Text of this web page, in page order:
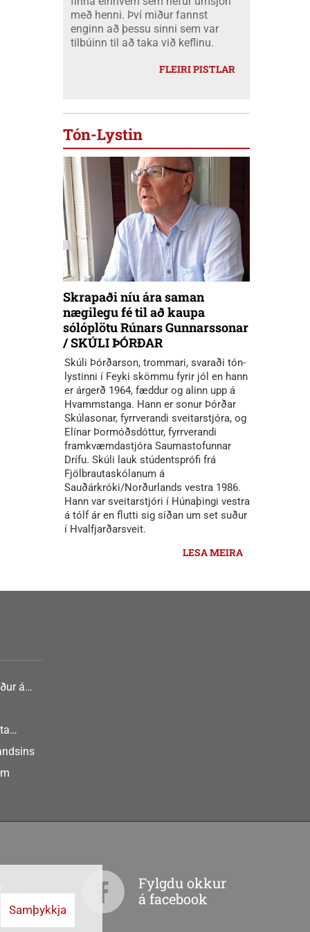
með henni. Því miður fannst
enginn að þessu sinni sem var
tilbúinn til að taka við keflinu.
FLEIRI PISTLAR
Tón-Lystin
Skrapaði níu ára saman
nægilegu fé til að kaupa
sólóplötu Rúnars Gunnarssonar
/ SKÚLI ÞÓRÐAR
Skúli Þórðarson, trommari, svaraði tón-
lystinni í Feyki skömmu fyrir jól en hann
er árgerð 1964, fæddur og alinn upp á
Hvammstanga. Hann er sonur Þórðar
Skúlasonar, fyrrverandi sveitarstjóra, og
Elínar Þormóðsdóttur, fyrrverandi
framkvæmdastjóra Saumastofunnar
Drífu. Skúli lauk stúdentsprófi frá
Fjölbrautaskólanum á
Sauðárkróki/Norðurlands vestra 1986.
Hann var sveitarstjóri í Húnaþingi vestra
á tólf ár en flutti sig síðan um set suður
í Hvalfjarðarsveit.
LESA MEIRA
á
Fylgdu okkur
á facebook
Samþykkja